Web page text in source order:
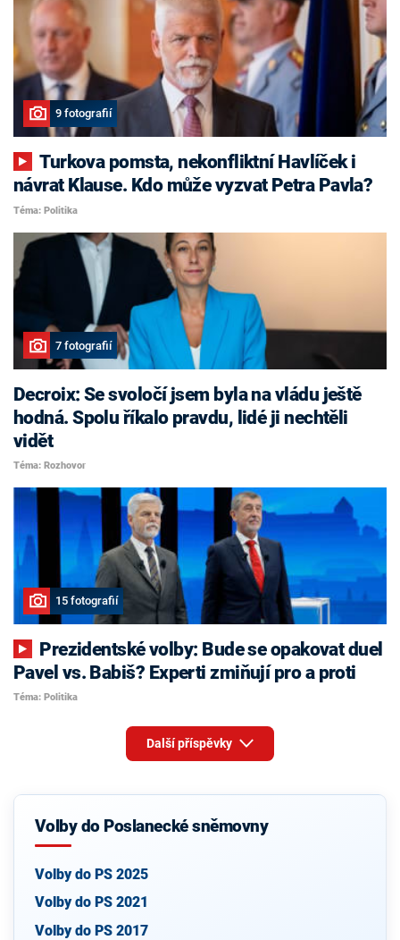
9 fotografií
Turkova pomsta, nekonfliktní Havlíček i
návrat Klause. Kdo může vyzvat Petra Pavla?
Téma: Politika
7 fotografií
Decroix: Se svoločí jsem byla na vládu ještě
hodná. Spolu říkalo pravdu, lidé ji nechtěli
vidět
Téma: Rozhovor
15 fotografií
Pavel vs. Babiš? Experti zmiňují pro a proti
Téma: Politika
Další příspěvky
Volby do Poslanecké sněmovny
Volby do PS 2025
Volby do PS 2021
Volby do PS 2017